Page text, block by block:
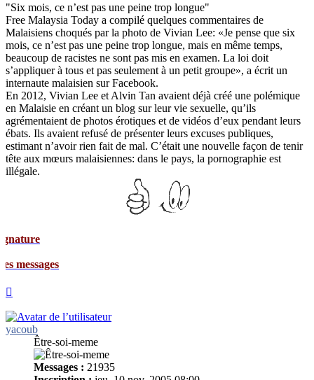
"Six mois, ce n’est pas une peine trop longue"
Free Malaysia Today a compilé quelques commentaires de
Malaisiens choqués par la photo de Vivian Lee: «Je pense que six
mois, ce n’est pas une peine trop longue, mais en même temps,
beaucoup de racistes ne sont pas mis en examen. La loi doit
s’appliquer à tous et pas seulement à un petit groupe», a écrit un
internaute malaisien sur Facebook.
En 2012, Vivian Lee et Alvin Tan avaient déjà créé une polémique
en Malaisie en créant un blog sur leur vie sexuelle, qu’ils
agrémentaient de photos érotiques et de vidéos d’eux pendant leurs
ébats. Ils avaient refusé de présenter leurs excuses publiques,
estimant n’avoir rien fait de mal. C’était une nouvelle façon de tenir
tête aux mœurs malaisiennes: dans le pays, la pornographie est
illégale.
yacoub
Être-soi-meme
Messages : 21935